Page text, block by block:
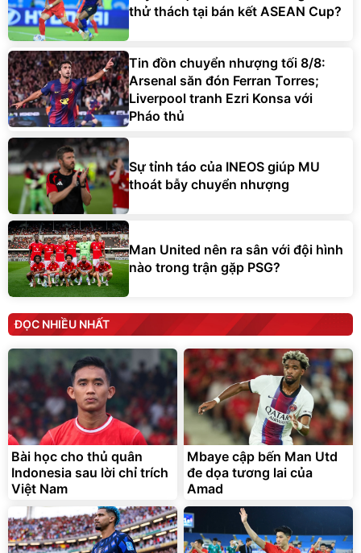
thử thách tại bán kết ASEAN Cup?
Tin đồn chuyển nhượng tối 8/8:
Arsenal săn đón Ferran Torres;
Liverpool tranh Ezri Konsa với
Pháo thủ
Sự tỉnh táo của INEOS giúp MU
thoát bẫy chuyển nhượng
Man United nên ra sân với đội hình
nào trong trận gặp PSG?
ĐỌC NHIỀU NHẤT
Bài học cho thủ quân
Indonesia sau lời chỉ trích
Việt Nam
Mbaye cập bến Man Utd
đe dọa tương lai của
Amad